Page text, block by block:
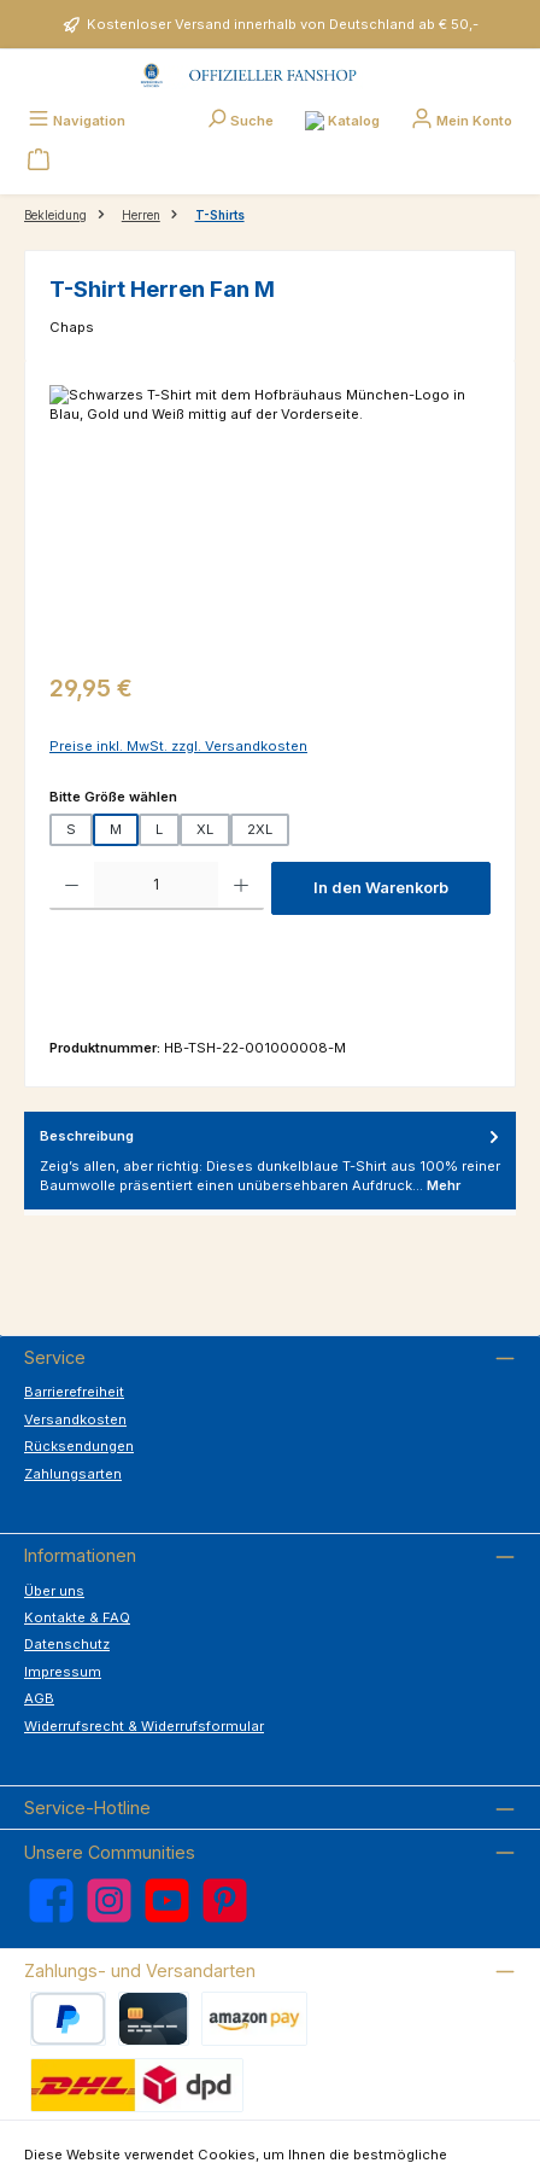
Zum Hauptinhalt springenKostenloser Versand innerhalb von Deutschland ab € 50,-
Navigation Suche Katalog Mein Konto
Bekleidung Herren T-Shirts
T-Shirt Herren Fan M
Chaps
Bildergalerie überspringen
Regulärer Preis:
29,95 €
Preise inkl. MwSt. zzgl. Versandkosten
Bitte Größe wählenauswählen
S M L XL 2XL
Produkt Anzahl: Gib den gewünschten Wert ein oder benutze die
In den Warenkorb
Produktnummer: HB-TSH-22-001000008-M
Beschreibung
Zeig’s allen, aber richtig: Dieses dunkelblaue T-Shirt aus 100% reiner
Baumwolle präsentiert einen unübersehbaren Aufdruck… Mehr
Service
Barrierefreiheit
Versandkosten
Rücksendungen
Zahlungsarten
Informationen
Über uns
Kontakte & FAQ
Datenschutz
Impressum
AGB
Widerrufsrecht & Widerrufsformular
Service-Hotline
Unsere Communities
Facebook Instagram YouTube Pinterest
Zahlungs- und Versandarten
Diese Website verwendet Cookies, um Ihnen die bestmögliche